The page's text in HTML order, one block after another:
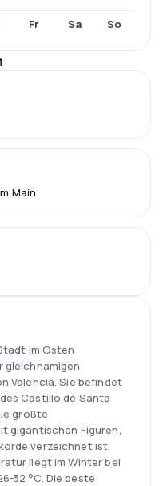
Fr Sa So
Main
im Osten
gleichnamigen
Valencia. Sie befindet
Castillo de Santa
größte
gigantischen Figuren,
verzeichnet ist.
liegt im Winter bei
32 °C. Die beste